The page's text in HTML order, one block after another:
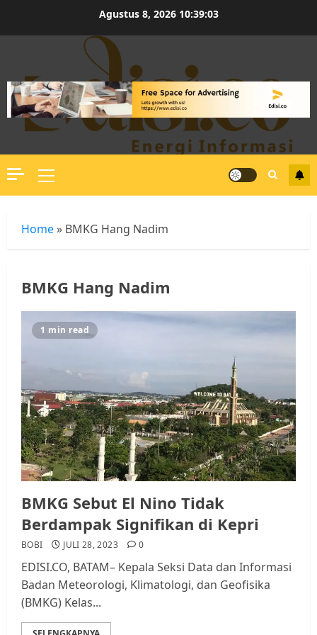
Agustus 8, 2026 10:39:03
Primary
Menu
Home » BMKG Hang Nadim
BMKG Hang Nadim
1 min read
BMKG Sebut El Nino Tidak
Berdampak Signifikan di Kepri
BOBI JULI 28, 2023 0
EDISI.CO, BATAM– Kepala Seksi Data dan Informasi
Badan Meteorologi, Klimatologi, dan Geofisika
(BMKG) Kelas...